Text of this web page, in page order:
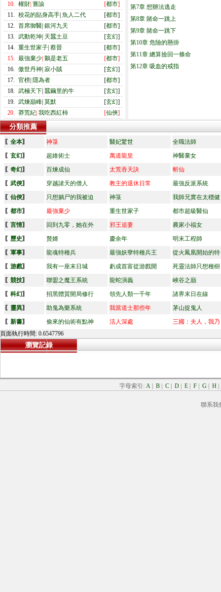
10. 權財 嘗諭 [都市]
11. 校花的貼身高手 魚人二代 [都市]
12. 首席御醫 銀河九天 [都市]
13. 武動乾坤 天蠶土豆 [玄幻]
14. 重生世家子 蔡晉 [都市]
15. 最強棄少 鵝是老五 [都市]
16. 傲世丹神 寂小賊 [玄幻]
17. 官榜 隱為者 [都市]
18. 武極天下 蠶繭里的牛 [玄幻]
19. 武煉巔峰 莫默 [玄幻]
20. 莽荒紀 我吃西紅柿 [仙俠]
第7章 想辦法逃走
第8章 賭命一跳上
第9章 賭命一跳下
第10章 危險的懸掛
第11章 總算撿回一條命
第12章 吸血的戒指
分類推薦
〖 全本〗 神箓 醫妃驚世
全職法師
〖 玄幻〗 超維術士 萬道龍皇
神醫棄女
〖 奇幻〗 百煉成仙 太荒吞天訣
斬仙
〖 武俠〗 穿越諸天的僧人 教主的退休日常
最強反派系統
〖 仙俠〗 只想躺尸的我被迫 神箓
我師兄實在太穩健
〖 都市〗 最強棄少 重生世家子
都市超級醫仙
〖 言情〗 回到九零，她在外 邪王追妻
農家小福女
〖 歷史〗 贅婿 慶余年
明末工程師
〖 軍事〗 龍魂特種兵 最強妖孽特種兵王
從火鳳凰開始的特
〖 游戲〗 我有一座末日城 虧成首富從游戲開
死靈法師只想種樹
〖 競技〗 聯盟之魔王系統 龍蛇演義
峽谷之巔
〖 科幻〗 招黑體質開局修行 領先人類一千年
諸界末日在線
〖 靈異〗 助鬼為樂系統 我當道士那些年
茅山捉鬼人
〖 新書〗 偷來的仙術有點神 活人深處
三國：夫人，我乃
頁面執行時間: 0.6547796
瀏覽記錄
字母索引: A B C D E F G H
聯系我